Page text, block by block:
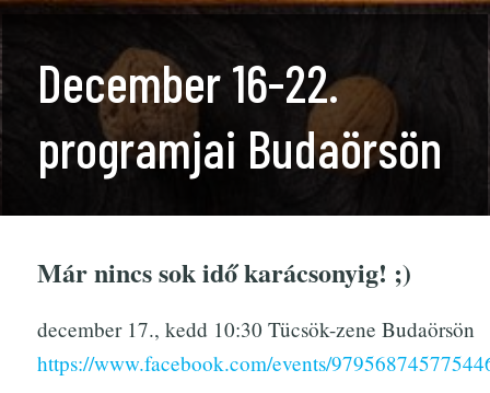
December 16-22.
programjai Budaörsön
Már nincs sok idő karácsonyig! ;)
december 17., kedd 10:30 Tücsök-zene Budaörsön
https://www.facebook.com/events/